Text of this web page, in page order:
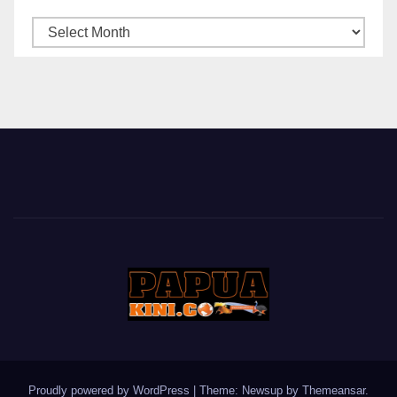
ARSIP
Proudly powered by WordPress Theme: Newsup by Themeansar.